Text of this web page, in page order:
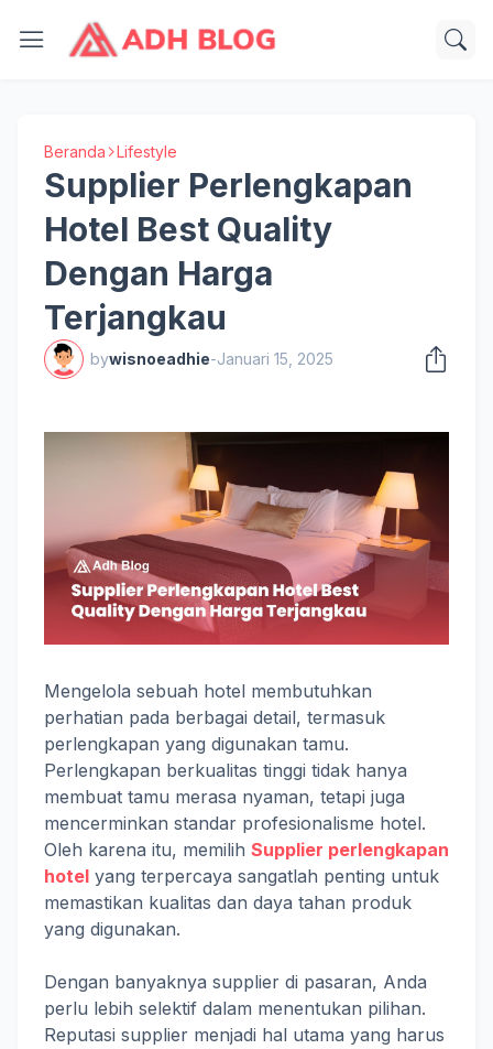
Beranda Lifestyle
Supplier Perlengkapan
Hotel Best Quality
Dengan Harga
Terjangkau
bywisnoeadhie-Januari 15, 2025
Mengelola sebuah hotel membutuhkan
perhatian pada berbagai detail, termasuk
perlengkapan yang digunakan tamu.
Perlengkapan berkualitas tinggi tidak hanya
membuat tamu merasa nyaman, tetapi juga
mencerminkan standar profesionalisme hotel.
Oleh karena itu, memilih Supplier perlengkapan
hotel yang terpercaya sangatlah penting untuk
memastikan kualitas dan daya tahan produk
yang digunakan.
Dengan banyaknya supplier di pasaran, Anda
perlu lebih selektif dalam menentukan pilihan.
Reputasi supplier menjadi hal utama yang harus